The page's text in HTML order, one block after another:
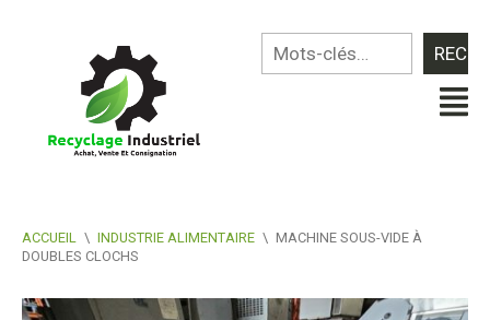
ACCUEIL \ INDUSTRIE ALIMENTAIRE \ MACHINE SOUS-VIDE À
DOUBLES CLOCHS